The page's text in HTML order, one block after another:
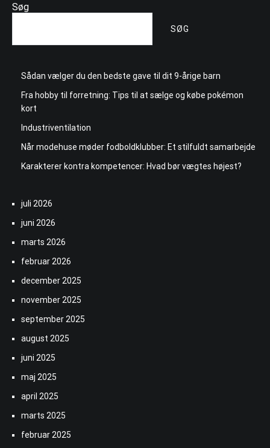
Søg
SØG
Sådan vælger du den bedste gave til dit 9-årige barn
Fra hobby til forretning: Tips til at sælge og købe pokémon
kort
Industriventilation
Når modehuse møder fodboldklubber: Et stilfuldt samarbejde
Karakterer kontra kompetencer: Hvad bør vægtes højest?
juli 2026
juni 2026
marts 2026
februar 2026
december 2025
november 2025
september 2025
august 2025
juni 2025
maj 2025
april 2025
marts 2025
februar 2025